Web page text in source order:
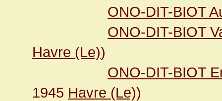
ONO-DIT-BIOT
ONO-DIT-BIOT
Havre (Le))
ONO-DIT-BIOT
1945 Havre (Le))